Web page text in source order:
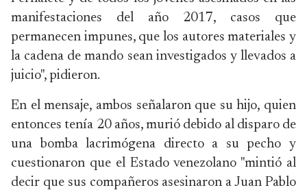
manifestaciones del año 2017, casos que
permanecen impunes, que los autores materiales y
la cadena de mando sean investigados y llevados a
juicio", pidieron.
En el mensaje, ambos señalaron que su hijo, quien
entonces tenía 20 años, murió debido al disparo de
una bomba lacrimógena directo a su pecho y
cuestionaron que el Estado venezolano "mintió al
decir que sus compañeros asesinaron a Juan Pablo